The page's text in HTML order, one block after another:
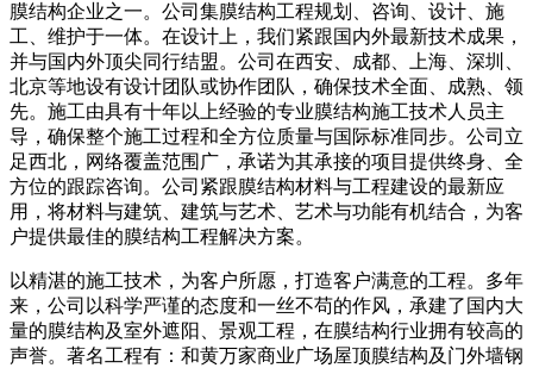
膜结构企业之一。公司集膜结构工程规划、咨询、设计、施
工、维护于一体。在设计上，我们紧跟国内外最新技术成果，
并与国内外顶尖同行结盟。公司在西安、成都、上海、深圳、
北京等地设有设计团队或协作团队，确保技术全面、成熟、领
先。施工由具有十年以上经验的专业膜结构施工技术人员主
导，确保整个施工过程和全方位质量与国际标准同步。公司立
足西北，网络覆盖范围广，承诺为其承接的项目提供终身、全
方位的跟踪咨询。公司紧跟膜结构材料与工程建设的最新应
用，将材料与建筑、建筑与艺术、艺术与功能有机结合，为客
户提供最佳的膜结构工程解决方案。
以精湛的施工技术，为客户所愿，打造客户满意的工程。多年
来，公司以科学严谨的态度和一丝不苟的作风，承建了国内大
量的膜结构及室外遮阳、景观工程，在膜结构行业拥有较高的
声誉。著名工程有：和黄万家商业广场屋顶膜结构及门外墙钢